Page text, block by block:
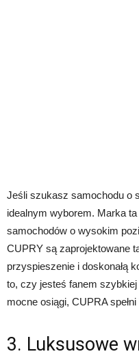
Jeśli szukasz samochodu o
idealnym wyborem. Marka
samochodów o wysokim
CUPRY są zaprojektowane
przyspieszenie i doskonałą
to, czy jesteś fanem
mocne osiągi, CUPRA
3. Luksusowe